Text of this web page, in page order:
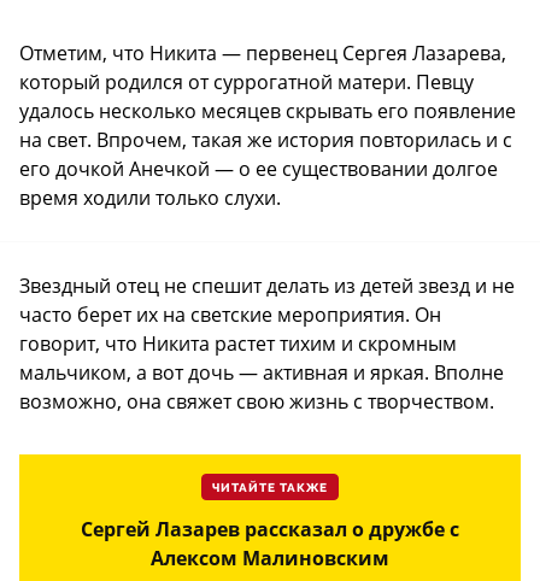
Отметим, что Никита — первенец Сергея Лазарева,
который родился от суррогатной матери. Певцу
удалось несколько месяцев скрывать его появление
на свет. Впрочем, такая же история повторилась и с
его дочкой Анечкой — о ее существовании долгое
время ходили только слухи.
Звездный отец не спешит делать из детей звезд и не
часто берет их на светские мероприятия. Он
говорит, что Никита растет тихим и скромным
мальчиком, а вот дочь — активная и яркая. Вполне
возможно, она свяжет свою жизнь с творчеством.
ЧИТАЙТЕ ТАКЖЕ
Сергей Лазарев рассказал о дружбе с
Алексом Малиновским